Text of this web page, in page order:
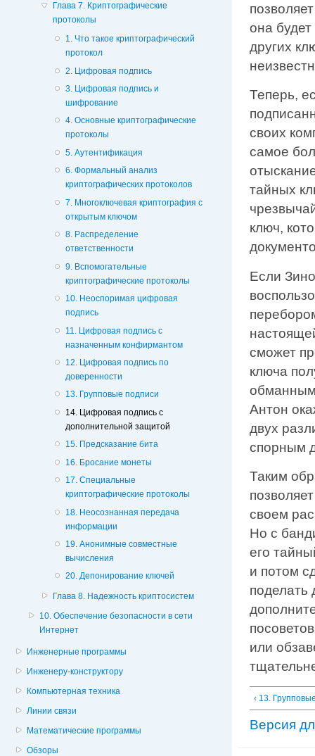
Глава 7. Криптографические
протоколы
1. Что такое криптографический
протокол
2. Цифровая подпись
3. Цифровая подпись и
шифрование
4. Основные криптографические
протоколы
5. Аутентификация
6. Формальный анализ
криптографических протоколов
7. Многоключевая криптография с
открытым ключом
8. Распределение
ответственности
9. Вспомогательные
криптографические протоколы
10. Неоспоримая цифровая
подпись
11. Цифровая подпись с
назначенным конфирмантом
12. Цифровая подпись по
доверенности
13. Групповые подписи
14. Цифровая подпись с
дополнительной защитой
15. Предсказание бита
16. Бросание монеты
17. Специальные
криптографические протоколы
18. Неосознанная передача
информации
19. Анонимные совместные
вычисления
20. Депонирование ключей
Глава 8. Надежность криптосистем
10. Обеспечение безопасности в сети
Интернет
Инженерные программы
Инженеру-конструктору
Компьютерная техника
Линии связи
Математические программы
Обзоры
она
других
Теперь,
своих
самое
тайных
ключ,
Если
сможет
ключа
обманным
Антон
двух
спорным
Таким
своем
Но с
его
и потом
или
‹ 13.
Версия